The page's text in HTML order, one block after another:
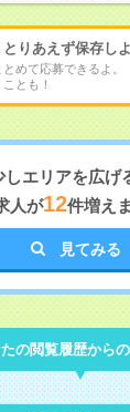
とりあえず保存し
めて応募できるよ。
とも！
しエリアを広げ
人が12件増え
見てみる
の閲覧履歴から